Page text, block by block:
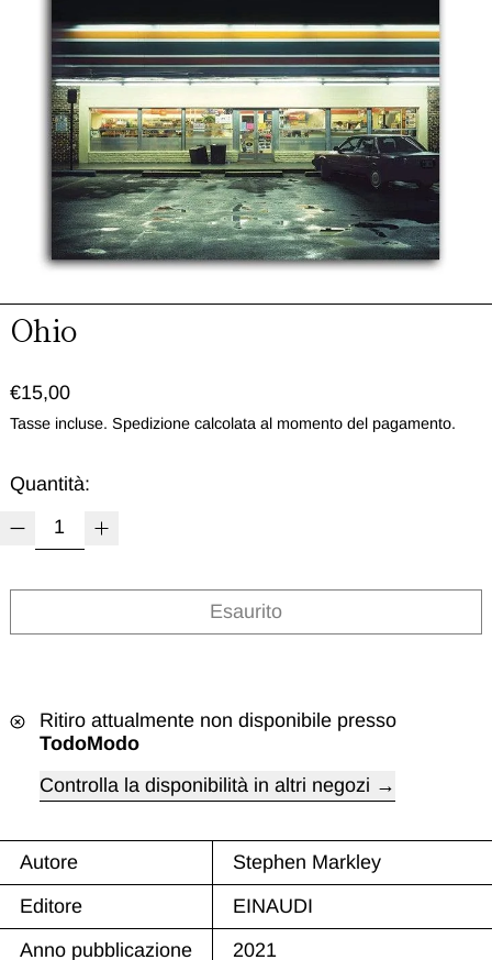
Ohio
Prezzo normale
€15,00
Tasse incluse. Spedizione calcolata al momento del pagamento.
Quantità:
Esaurito
Ritiro attualmente non disponibile presso
TodoModo
Controlla la disponibilità in altri negozi
Autore
Stephen Markley
Editore
EINAUDI
Anno pubblicazione
2021